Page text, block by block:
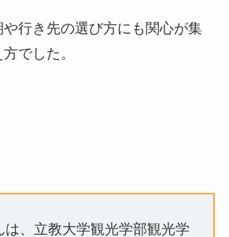
行き先の選び方にも関心が集
でした。
は、立教大学観光学部観光学